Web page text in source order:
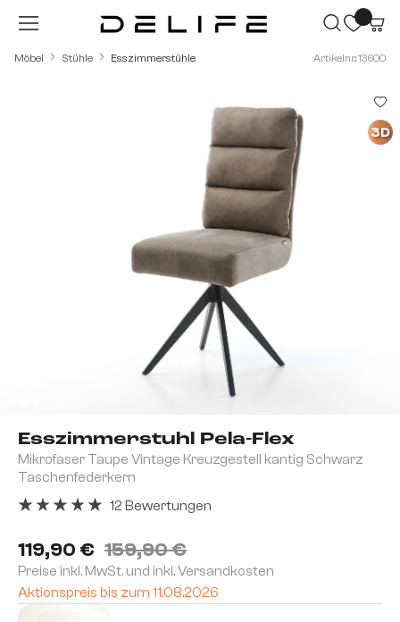
Zum Hauptinhalt springen
Möbel Stühle Esszimmerstühle Artikelnr.: 13600
Esszimmerstuhl Pela-Flex
Mikrofaser Taupe Vintage Kreuzgestell kantig Schwarz
Taschenfederkern
119,90 € 159,90 €
Preise inkl. MwSt. und inkl. Versandkosten
Aktionspreis bis zum 11.08.2026
12 Bewertungen
3D